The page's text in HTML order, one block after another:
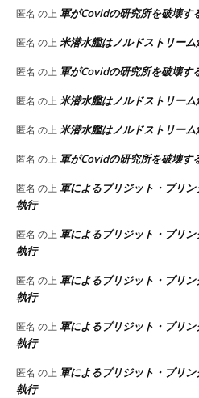
匿名 の上軍がCovidの研究所を破壊す
匿名 の上米潜水艦はノルドストリー
匿名 の上軍がCovidの研究所を破壊す
匿名 の上米潜水艦はノルドストリー
匿名 の上米潜水艦はノルドストリー
匿名 の上軍がCovidの研究所を破壊す
匿名 の上軍によるブリジット・ブリ
執行
匿名 の上軍によるブリジット・ブリ
執行
匿名 の上軍によるブリジット・ブリ
執行
匿名 の上軍によるブリジット・ブリ
執行
匿名 の上軍によるブリジット・ブリ
執行